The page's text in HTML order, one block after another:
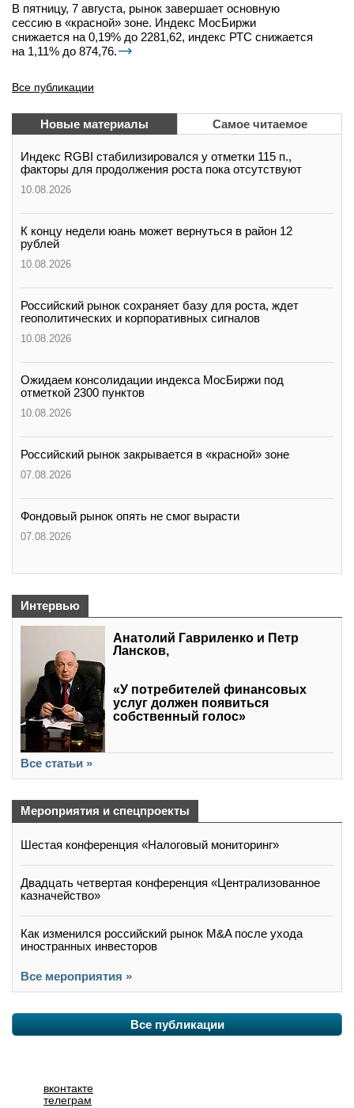
В пятницу, 7 августа, рынок завершает основную
сессию в «красной» зоне. Индекс МосБиржи
снижается на 0,19% до 2281,62, индекс РТС снижается
на 1,11% до 874,76.
Все публикации
Новые материалы Самое читаемое
Индекс RGBI стабилизировался у отметки 115 п.,
факторы для продолжения роста пока отсутствуют
10.08.2026
К концу недели юань может вернуться в район 12
рублей
10.08.2026
Российский рынок сохраняет базу для роста, ждет
геополитических и корпоративных сигналов
10.08.2026
Ожидаем консолидации индекса МосБиржи под
отметкой 2300 пунктов
10.08.2026
Российский рынок закрывается в «красной» зоне
07.08.2026
Фондовый рынок опять не смог вырасти
07.08.2026
Интервью
Анатолий Гавриленко и Петр
Лансков,
«У потребителей финансовых
услуг должен появиться
собственный голос»
Все статьи »
Мероприятия и спецпроекты
Шестая конференция «Налоговый мониторинг»
Двадцать четвертая конференция «Централизованное
казначейство»
Как изменился российский рынок M&A после ухода
иностранных инвесторов
Все мероприятия »
Все публикации
вконтакте
телеграм